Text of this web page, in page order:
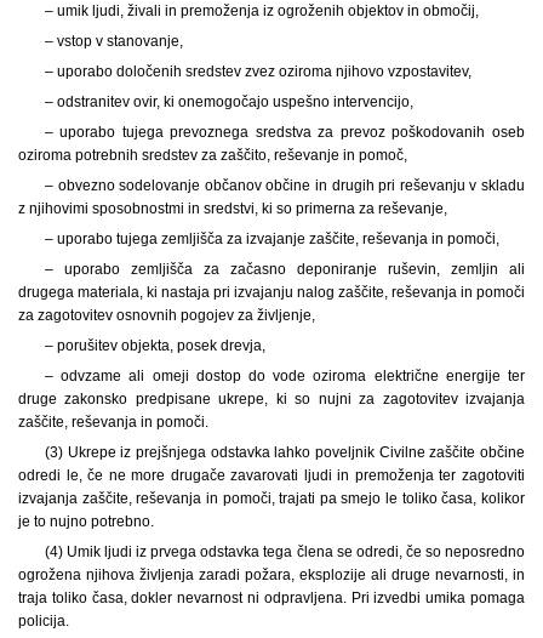
– umik ljudi, živali in premoženja iz ogroženih objektov in območij,
– vstop v stanovanje,
– uporabo določenih sredstev zvez oziroma njihovo vzpostavitev,
– odstranitev ovir, ki onemogočajo uspešno intervencijo,
– uporabo tujega prevoznega sredstva za prevoz poškodovanih oseb
oziroma potrebnih sredstev za zaščito, reševanje in pomoč,
– obvezno sodelovanje občanov občine in drugih pri reševanju v skladu
z njihovimi sposobnostmi in sredstvi, ki so primerna za reševanje,
– uporabo tujega zemljišča za izvajanje zaščite, reševanja in pomoči,
– uporabo zemljišča za začasno deponiranje ruševin, zemljin ali
drugega materiala, ki nastaja pri izvajanju nalog zaščite, reševanja in pomoči
za zagotovitev osnovnih pogojev za življenje,
– porušitev objekta, posek drevja,
– odvzame ali omeji dostop do vode oziroma električne energije ter
druge zakonsko predpisane ukrepe, ki so nujni za zagotovitev izvajanja
zaščite, reševanja in pomoči.
(3) Ukrepe iz prejšnjega odstavka lahko poveljnik Civilne zaščite občine
odredi le, če ne more drugače zavarovati ljudi in premoženja ter zagotoviti
izvajanja zaščite, reševanja in pomoči, trajati pa smejo le toliko časa, kolikor
je to nujno potrebno.
(4) Umik ljudi iz prvega odstavka tega člena se odredi, če so neposredno
ogrožena njihova življenja zaradi požara, eksplozije ali druge nevarnosti, in
traja toliko časa, dokler nevarnost ni odpravljena. Pri izvedbi umika pomaga
policija.